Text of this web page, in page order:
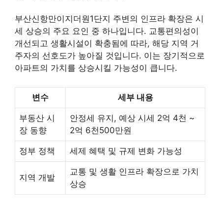
부산신항만이지더원1단지 주변의 인프라 확장은 시
세 상승의 주요 요인 중 하나입니다. 교통편의성이
개선되고 생활시설이 확충됨에 따라, 해당 지역 거
주자의 선호도가 높아질 것입니다. 이는 장기적으로
아파트의 가치를 상승시킬 가능성이 큽니다.
변수 세부 내용
부동산 시
장 동향
안정세 유지, 예상 시세 2억 4천 ~
2억 6천500만원
정부 정책 세제 혜택 및 규제 변화 가능성
지역 개발
교통 및 생활 인프라 확장으로 가치
상승